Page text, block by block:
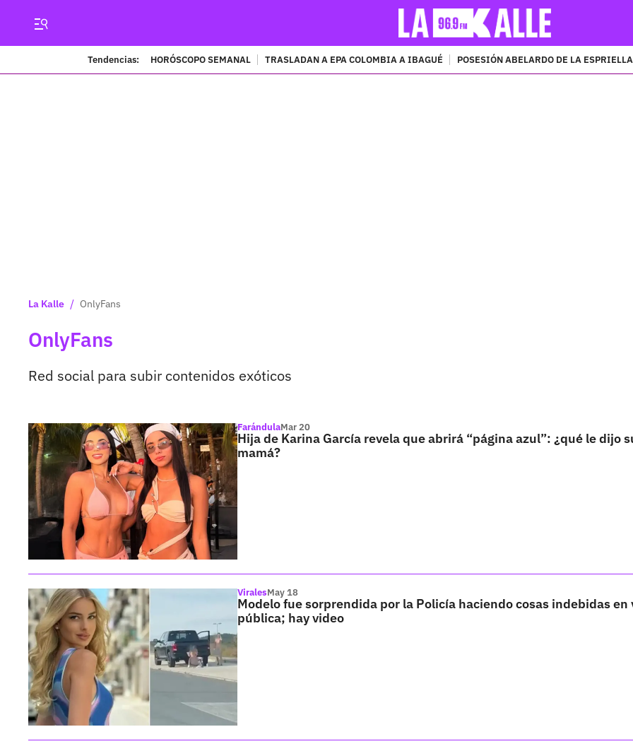
Tendencias: HORÓSCOPO SEMANAL TRASLADAN A EPA COLOMBIA A IBAGUÉ POSESIÓN ABELARDO DE LA ESPRIELLA
La Kalle / OnlyFans
OnlyFans
Red social para subir contenidos exóticos
FarándulaMar 20
Hija de Karina García revela que abrirá “página azul”: ¿qué le dijo
mamá?
ViralesMay 18
Modelo fue sorprendida por la Policía haciendo cosas indebidas en
pública; hay video